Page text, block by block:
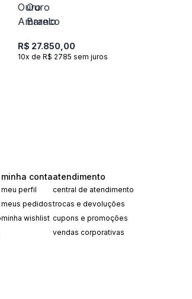
R$ 27.850,00
10x de R$ 2785 sem juros
minha conta
meu perfil
meus pedidos
minha wishlist
atendimento
central de atendimento
trocas e devoluções
cupons e promoções
vendas corporativas